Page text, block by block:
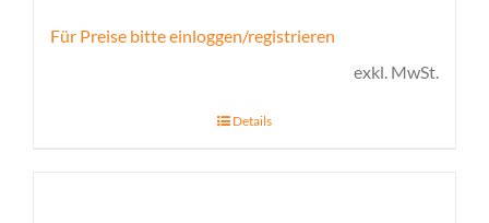
Für Preise bitte einloggen/registrieren
exkl. MwSt.
Details